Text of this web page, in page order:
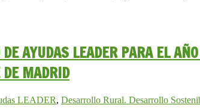
AYUDAS LEADER PARA EL
MADRID
LEADER, Desarrollo Rural. Desarrollo